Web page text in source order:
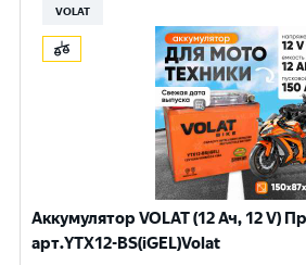
VOLAT
Аккумулятор VOLAT (12 Ач, 12 V)
арт.YTX12-BS(iGEL)Volat